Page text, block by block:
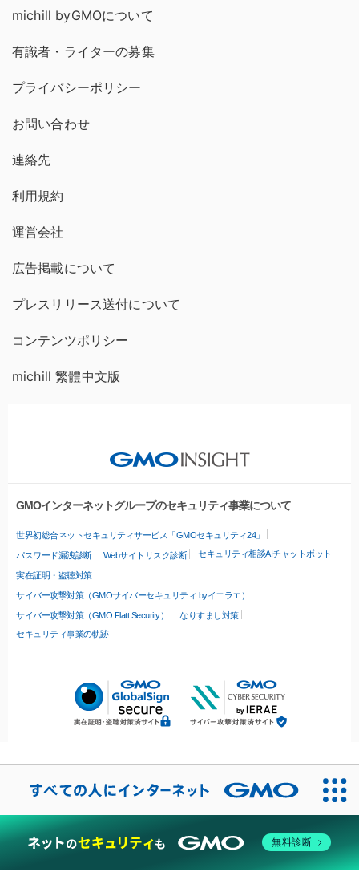
michill byGMOについて
有識者・ライターの募集
プライバシーポリシー
お問い合わせ
連絡先
利用規約
運営会社
広告掲載について
プレスリリース送付について
コンテンツポリシー
michill 繁體中文版
GMOインターネットグループのセキュリティ事業について
世界初総合ネットセキュリティサービス「GMOセキュリティ24」
パスワード漏洩診断 Webサイトリスク診断 セキュリティ相談AIチャットボット
実在証明・盗聴対策
サイバー攻撃対策（GMOサイバーセキュリティ byイエラエ）
サイバー攻撃対策（GMO Flatt Security）
なりすまし対策
セキュリティ事業の軌跡
無料診断